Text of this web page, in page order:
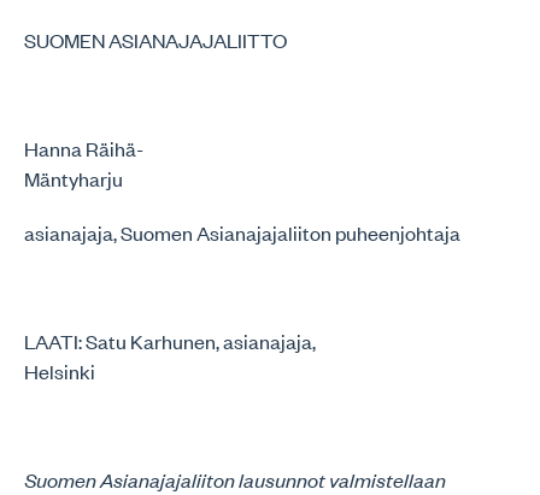
SUOMEN ASIANAJAJALIITTO
Hanna Räihä-
Mäntyharju
asianajaja, Suomen Asianajajaliiton puheenjohtaja
LAATI: Satu Karhunen, asianajaja,
Helsinki
Suomen Asianajajaliiton lausunnot valmistellaan